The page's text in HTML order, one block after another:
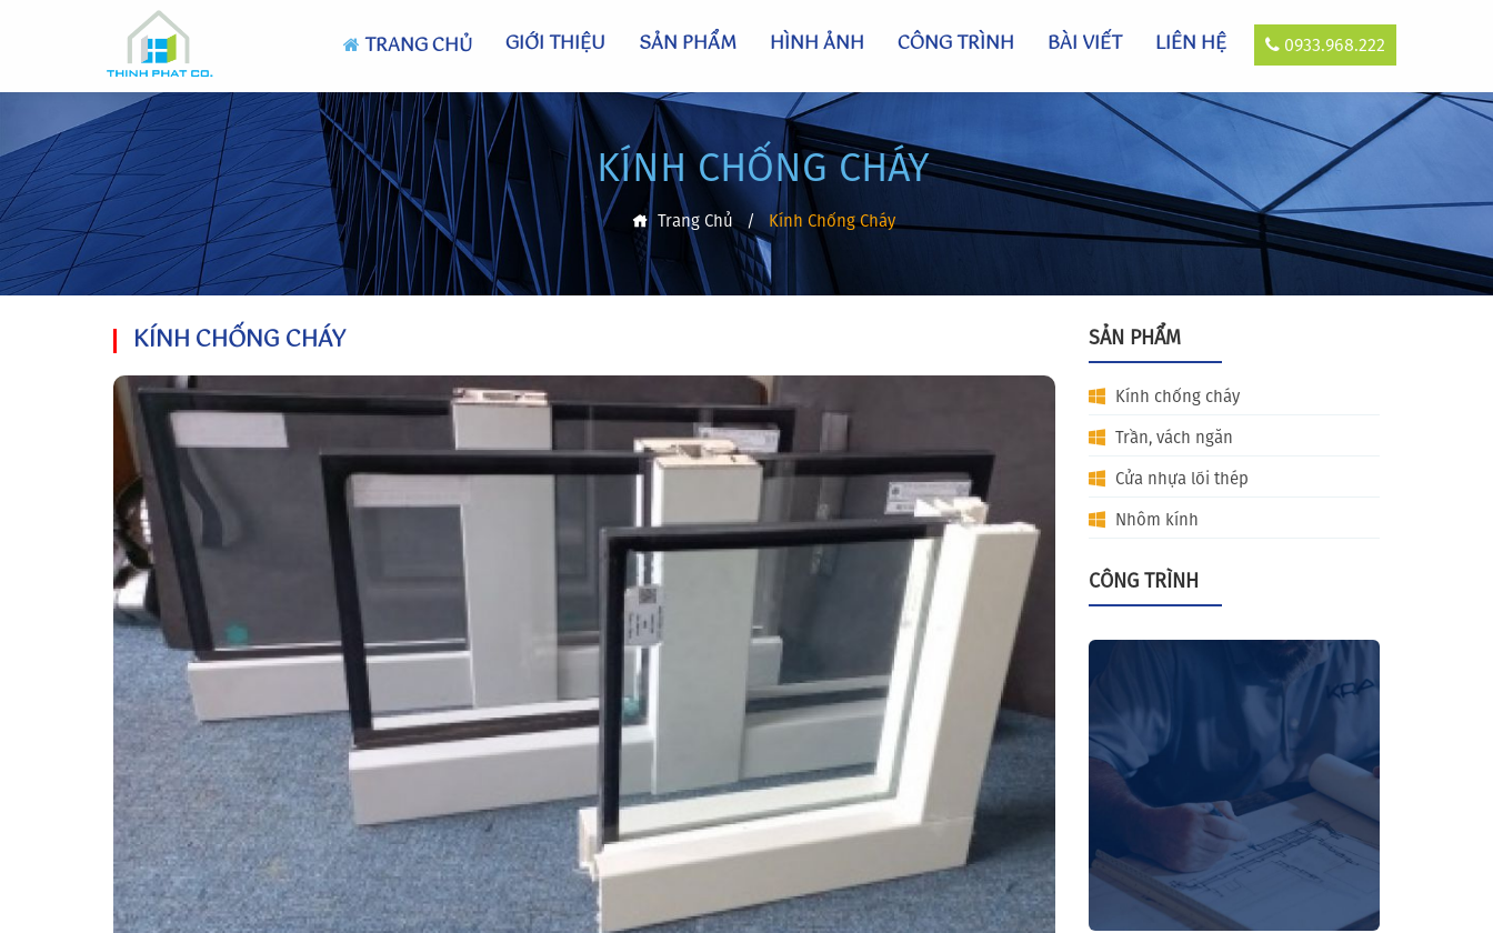
TRANG CHỦ GIỚI THIỆU SẢN PHẨM HÌNH ẢNH CÔNG TRÌNH BÀI VIẾT LIÊN HỆ 0933.968.222
KÍNH CHỐNG CHÁY
Trang Chủ / Kính Chống Cháy
KÍNH CHỐNG CHÁY SẢN PHẨM
Kính chống cháy
Trần, vách ngăn
Cửa nhựa lõi thép
Nhôm kính
CÔNG TRÌNH